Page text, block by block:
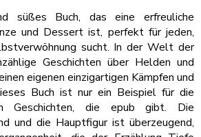
süßes Buch, das eine erfreuliche
und Dessert ist, perfekt für jeden,
sucht. In der Welt der
Geschichten über Helden und
eigenen einzigartigen Kämpfen und
Buch ist nur ein Beispiel für die
Geschichten, die epub gibt. Die
und die Hauptfigur ist überzeugend,